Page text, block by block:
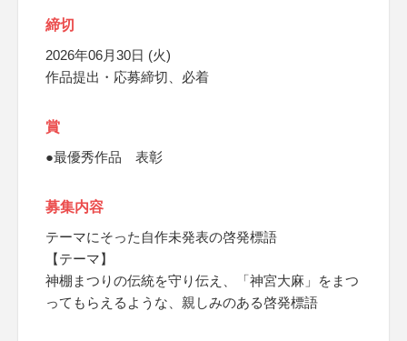
締切
2026年06月30日 (火)
作品提出・応募締切、必着
賞
●最優秀作品 表彰
募集内容
テーマにそった自作未発表の啓発標語
【テーマ】
神棚まつりの伝統を守り伝え、「神宮大麻」をまつ
ってもらえるような、親しみのある啓発標語